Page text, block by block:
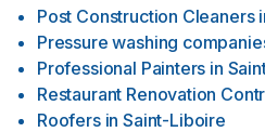
Post Construction Cleaners
Pressure washing
Professional Painters in
Restaurant Renovation
Roofers in Saint-Liboire